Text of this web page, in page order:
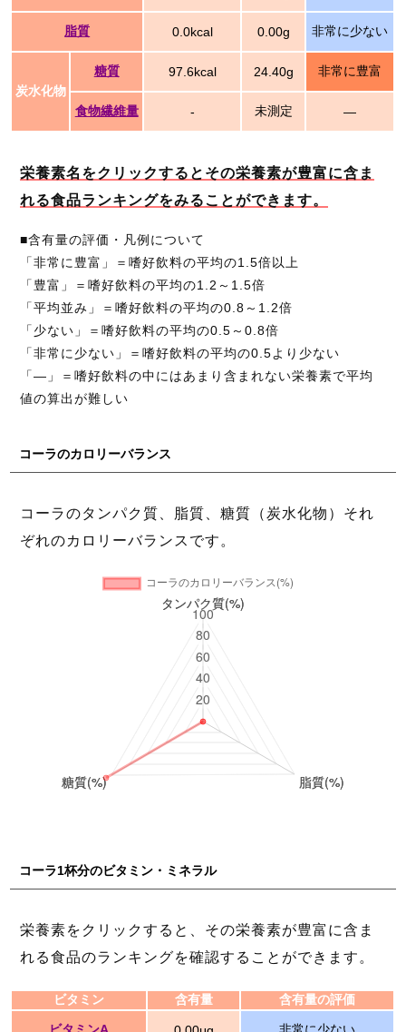
脂質 0.0kcal 0.00g 非常に少ない
炭水化物
糖質 97.6kcal 24.40g 非常に豊富
食物繊維量 - 未測定 ―
栄養素名をクリックするとその栄養素が豊富に含ま
れる食品ランキングをみることができます。
■含有量の評価・凡例について
「非常に豊富」＝嗜好飲料の平均の1.5倍以上
「豊富」＝嗜好飲料の平均の1.2～1.5倍
「平均並み」＝嗜好飲料の平均の0.8～1.2倍
「少ない」＝嗜好飲料の平均の0.5～0.8倍
「非常に少ない」＝嗜好飲料の平均の0.5より少ない
「―」＝嗜好飲料の中にはあまり含まれない栄養素で平均
値の算出が難しい
コーラのカロリーバランス
コーラのタンパク質、脂質、糖質（炭水化物）それ
ぞれのカロリーバランスです。
コーラ1杯分のビタミン・ミネラル
栄養素をクリックすると、その栄養素が豊富に含ま
れる食品のランキングを確認することができます。
ビタミン 含有量 含有量の評価